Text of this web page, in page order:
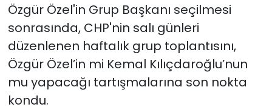
Özgür Özel'in Grup Başkanı seçilmesi
sonrasında, CHP'nin salı günleri
düzenlenen haftalık grup toplantısını,
Özgür Özel’in mi Kemal Kılıçdaroğlu’nun
mu yapacağı tartışmalarına son nokta
kondu.